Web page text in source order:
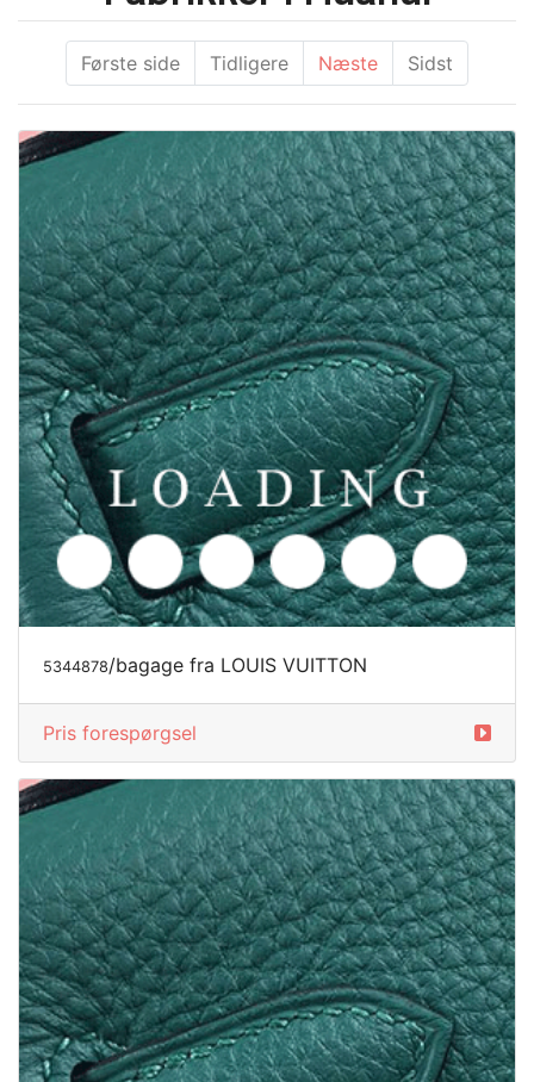
Første side Tidligere Næste Sidst
5344878/bagage fra LOUIS VUITTON
Pris forespørgsel